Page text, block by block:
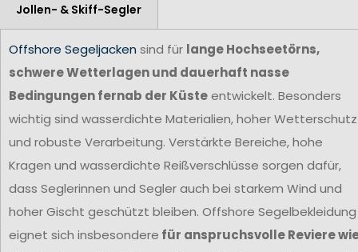
Jollen- & Skiff-Segler
Offshore Segeljacken sind für lange Hochseetörns,
schwere Wetterlagen und dauerhaft nasse
Bedingungen fernab der Küsteentwickelt. Besonders
wichtig sind wasserdichte Materialien, hoher Wetterschutz
und robuste Verarbeitung. Verstärkte Bereiche, hohe
Kragen und wasserdichte Reißverschlüsse sorgen dafür,
dass Seglerinnen und Segler auch bei starkem Wind und
hoher Gischt geschützt bleiben. Offshore Segelbekleidung
eignet sich insbesondere für anspruchsvolle Reviere